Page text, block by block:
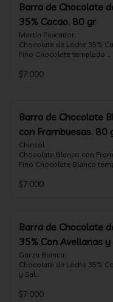
Barra de Chocolate
35% Cacao. 80 gr
Martín Pescador.
Chocolate de Leche 35%
Fino Chocolate templado
leche, notas de caramelo,
$7.000
Barra de Chocolate
con Frambuesas. 80
Chincol.
Chocolate Blanco con
Fino Chocolate Blanco
frambuesas deshidratadas,
Formato: tableta 80
$7.000
Barra de Chocolate
35% Con Avellanas y
gr
Garza Blanca.
Chocolate de Leche 35%
y Sal
artesanalmente con
$7.000